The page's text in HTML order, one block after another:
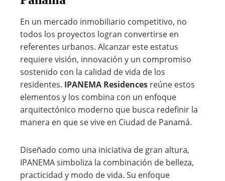
En un mercado inmobiliario competitivo, no
todos los proyectos logran convertirse en
referentes urbanos. Alcanzar este estatus
requiere visión, innovación y un compromiso
sostenido con la calidad de vida de los
residentes. IPANEMA Residences reúne estos
elementos y los combina con un enfoque
arquitectónico moderno que busca redefinir la
manera en que se vive en Ciudad de Panamá.
Diseñado como una iniciativa de gran altura,
IPANEMA simboliza la combinación de belleza,
practicidad y modo de vida. Su enfoque